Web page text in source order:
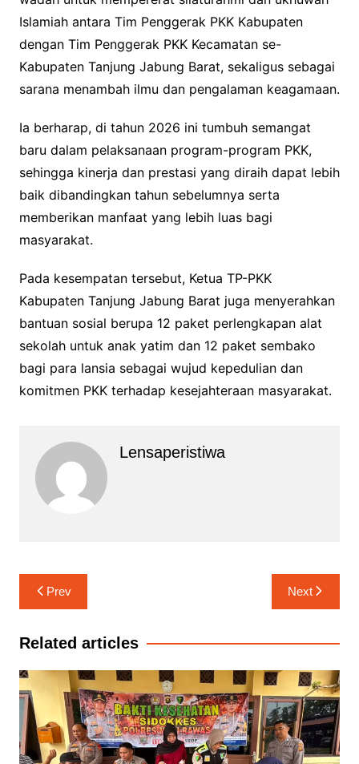
Islamiah antara Tim Penggerak PKK Kabupaten
dengan Tim Penggerak PKK Kecamatan se-
Kabupaten Tanjung Jabung Barat, sekaligus sebagai
sarana menambah ilmu dan pengalaman keagamaan.
Ia berharap, di tahun 2026 ini tumbuh semangat
baru dalam pelaksanaan program-program PKK,
sehingga kinerja dan prestasi yang diraih dapat lebih
baik dibandingkan tahun sebelumnya serta
memberikan manfaat yang lebih luas bagi
masyarakat.
Pada kesempatan tersebut, Ketua TP-PKK
Kabupaten Tanjung Jabung Barat juga menyerahkan
bantuan sosial berupa 12 paket perlengkapan alat
sekolah untuk anak yatim dan 12 paket sembako
bagi para lansia sebagai wujud kepedulian dan
komitmen PKK terhadap kesejahteraan masyarakat.
Lensaperistiwa
Navigasi
pos
Prev Next
Related articles